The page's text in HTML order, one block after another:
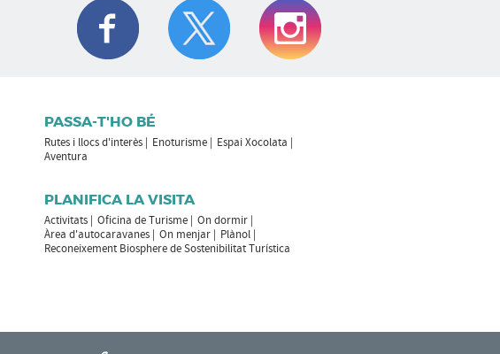
PASSA-T'HO BÉ
Rutes i llocs d'interès Enoturisme
Espai Xocolata
Aventura
PLANIFICA LA VISITA
Activitats Oficina de Turisme
On dormir
Àrea d'autocaravanes
On menjar
Plànol
Reconeixement Biosphere de Sostenibilitat Turística